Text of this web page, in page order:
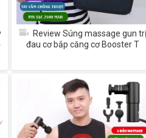
Review Súng massage gun trị
đau cơ bắp căng cơ Booster T